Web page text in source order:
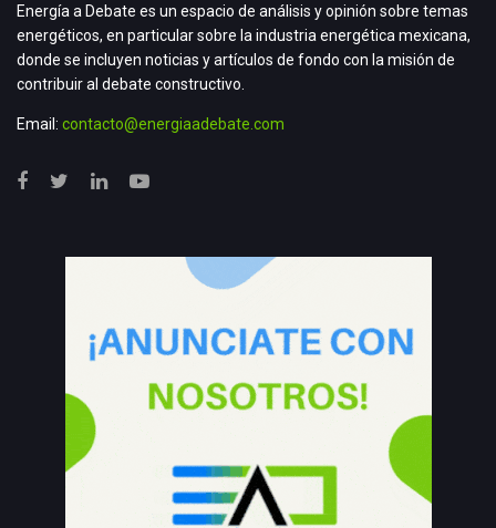
Energía a Debate es un espacio de análisis y opinión sobre temas
energéticos, en particular sobre la industria energética mexicana,
donde se incluyen noticias y artículos de fondo con la misión de
contribuir al debate constructivo.
Email: contacto@energiaadebate.com